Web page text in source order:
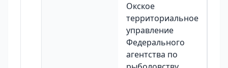
Окское
территориальное
управление
Федерального
агентства по